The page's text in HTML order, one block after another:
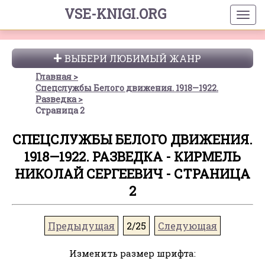
VSE-KNIGI.ORG
ВЫБЕРИ ЛЮБИМЫЙ ЖАНР
Главная
Спецслужбы Белого движения. 1918—1922.
Разведка
Страница 2
СПЕЦСЛУЖБЫ БЕЛОГО ДВИЖЕНИЯ.
1918—1922. РАЗВЕДКА - КИРМЕЛЬ
НИКОЛАЙ СЕРГЕЕВИЧ - СТРАНИЦА
2
Предыдущая 2/25 Следующая
Изменить размер шрифта: